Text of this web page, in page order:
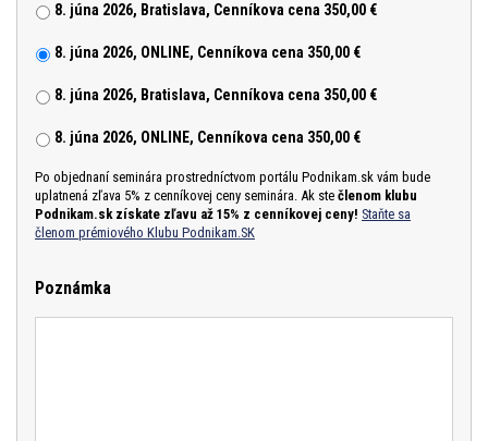
8. júna 2026, Bratislava, Cenníkova cena 350,00 €
8. júna 2026, ONLINE, Cenníkova cena 350,00 €
8. júna 2026, Bratislava, Cenníkova cena 350,00 €
8. júna 2026, ONLINE, Cenníkova cena 350,00 €
Po objednaní seminára prostredníctvom portálu Podnikam.sk vám bude
uplatnená zľava 5% z cenníkovej ceny seminára. Ak ste členom klubu
Podnikam.sk získate zľavu až 15% z cenníkovej ceny! Staňte sa
členom prémiového Klubu Podnikam.SK
Poznámka